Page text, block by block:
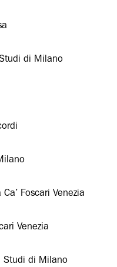
di Milano
Foscari Venezia
Venezia
Studi di Milano